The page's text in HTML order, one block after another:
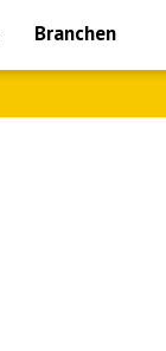
Branchen